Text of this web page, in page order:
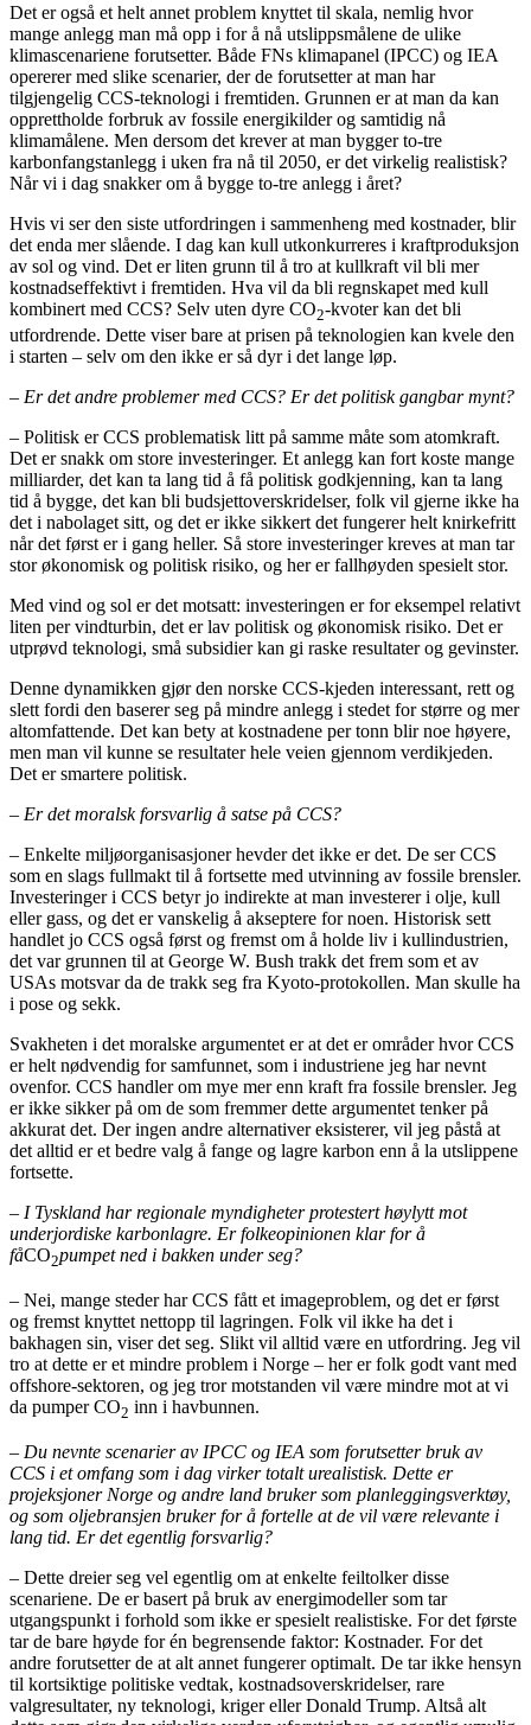
Det er også et helt annet problem knyttet til skala, nemlig hvor
mange anlegg man må opp i for å nå utslippsmålene de ulike
klimascenariene forutsetter. Både FNs klimapanel (IPCC) og IEA
opererer med slike scenarier, der de forutsetter at man har
tilgjengelig CCS-teknologi i fremtiden. Grunnen er at man da kan
opprettholde forbruk av fossile energikilder og samtidig nå
klimamålene. Men dersom det krever at man bygger to-tre
karbonfangstanlegg i uken fra nå til 2050, er det virkelig realistisk?
Når vi i dag snakker om å bygge to-tre anlegg i året?
Hvis vi ser den siste utfordringen i sammenheng med kostnader, blir
det enda mer slående. I dag kan kull utkonkurreres i kraftproduksjon
av sol og vind. Det er liten grunn til å tro at kullkraft vil bli mer
kostnadseffektivt i fremtiden. Hva vil da bli regnskapet med kull
kombinert med CCS? Selv uten dyre CO2-kvoter kan det bli
utfordrende. Dette viser bare at prisen på teknologien kan kvele den
i starten – selv om den ikke er så dyr i det lange løp.
– Er det andre problemer med CCS? Er det politisk gangbar mynt?
– Politisk er CCS problematisk litt på samme måte som atomkraft.
Det er snakk om store investeringer. Et anlegg kan fort koste mange
milliarder, det kan ta lang tid å få politisk godkjenning, kan ta lang
tid å bygge, det kan bli budsjettoverskridelser, folk vil gjerne ikke ha
det i nabolaget sitt, og det er ikke sikkert det fungerer helt knirkefritt
når det først er i gang heller. Så store investeringer kreves at man tar
stor økonomisk og politisk risiko, og her er fallhøyden spesielt stor.
Med vind og sol er det motsatt: investeringen er for eksempel relativt
liten per vindturbin, det er lav politisk og økonomisk risiko. Det er
utprøvd teknologi, små subsidier kan gi raske resultater og gevinster.
Denne dynamikken gjør den norske CCS-kjeden interessant, rett og
slett fordi den baserer seg på mindre anlegg i stedet for større og mer
altomfattende. Det kan bety at kostnadene per tonn blir noe høyere,
men man vil kunne se resultater hele veien gjennom verdikjeden.
Det er smartere politisk.
– Er det moralsk forsvarlig å satse på CCS?
– Enkelte miljøorganisasjoner hevder det ikke er det. De ser CCS
som en slags fullmakt til å fortsette med utvinning av fossile brensler.
Investeringer i CCS betyr jo indirekte at man investerer i olje, kull
eller gass, og det er vanskelig å akseptere for noen. Historisk sett
handlet jo CCS også først og fremst om å holde liv i kullindustrien,
det var grunnen til at George W. Bush trakk det frem som et av
USAs motsvar da de trakk seg fra Kyoto-protokollen. Man skulle ha
i pose og sekk.
Svakheten i det moralske argumentet er at det er områder hvor CCS
er helt nødvendig for samfunnet, som i industriene jeg har nevnt
ovenfor. CCS handler om mye mer enn kraft fra fossile brensler. Jeg
er ikke sikker på om de som fremmer dette argumentet tenker på
akkurat det. Der ingen andre alternativer eksisterer, vil jeg påstå at
det alltid er et bedre valg å fange og lagre karbon enn å la utslippene
fortsette.
– I Tyskland har regionale myndigheter protestert høylytt mot
underjordiske karbonlagre. Er folkeopinionen klar for å
fåCO2pumpet ned i bakken under seg?
– Nei, mange steder har CCS fått et imageproblem, og det er først
og fremst knyttet nettopp til lagringen. Folk vil ikke ha det i
bakhagen sin, viser det seg. Slikt vil alltid være en utfordring. Jeg vil
tro at dette er et mindre problem i Norge – her er folk godt vant med
offshore-sektoren, og jeg tror motstanden vil være mindre mot at vi
da pumper CO2 inn i havbunnen.
– Du nevnte scenarier av IPCC og IEA som forutsetter bruk av
CCS i et omfang som i dag virker totalt urealistisk. Dette er
projeksjoner Norge og andre land bruker som planleggingsverktøy,
og som oljebransjen bruker for å fortelle at de vil være relevante i
lang tid. Er det egentlig forsvarlig?
– Dette dreier seg vel egentlig om at enkelte feiltolker disse
scenariene. De er basert på bruk av energimodeller som tar
utgangspunkt i forhold som ikke er spesielt realistiske. For det første
tar de bare høyde for én begrensende faktor: Kostnader. For det
andre forutsetter de at alt annet fungerer optimalt. De tar ikke hensyn
til kortsiktige politiske vedtak, kostnadsoverskridelser, rare
valgresultater, ny teknologi, kriger eller Donald Trump. Altså alt